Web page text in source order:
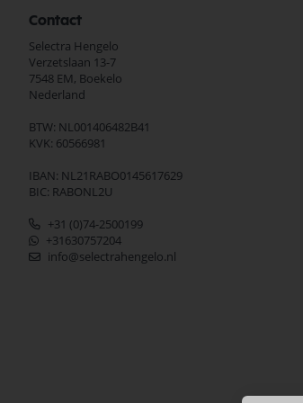
Contact
Selectra Hengelo
Verzetslaan 13-7
7548 EM, Boekelo
Nederland
BTW: NL001406482B41
KVK: 60566981
IBAN: NL21RABO0145617629
BIC: RABONL2U
+31 (0)74-2500199
+31630757204
info@selectrahengelo.nl